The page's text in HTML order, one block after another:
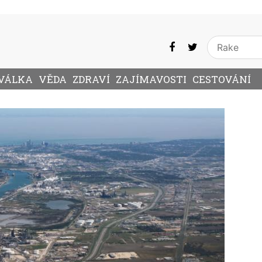
VĚDA ZDRAVÍ ZAJÍMAVOSTI CESTOVÁNÍ